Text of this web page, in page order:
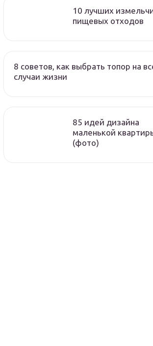
10 лучших
пищевых отходов
8 советов, как выбрать топор на
случаи жизни
85 идей дизайна
маленькой
(фото)